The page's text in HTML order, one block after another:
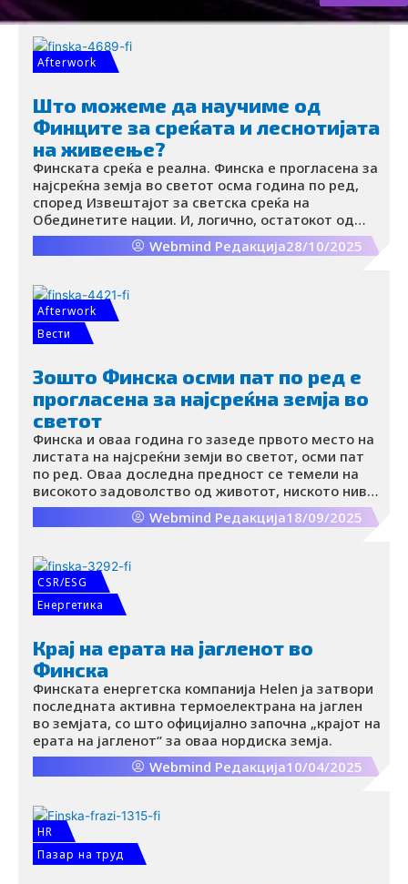
за запознавање. Овој необичен концепт стана
вирален благодарение на видео што на
Instagram го објави креаторката на содржини
Кашиви.
Afterwork
Што можеме да научиме од
Финците за среќата и леснотијата
на живеење?
Финската среќа е реална. Финска е прогласена за
најсреќна земја во светот осма година по ред,
според Извештајот за светска среќа на
Обединетите нации. И, логично, остатокот од
светот сака да ги открие нејзините тајни.
Webmind Редакција28/10/2025
Afterwork
Вести
Зошто Финска осми пат по ред е
прогласена за најсреќна земја во
светот
Финска и оваа година го зазеде првото место на
листата на најсреќни земји во светот, осми пат
по ред. Оваа доследна предност се темели на
високото задоволство од животот, ниското ниво
на корупција, универзалната здравствена
заштита и силната култура на општествена
Webmind Редакција18/09/2025
CSR/ESG
Енергетика
Крај на ерата на јагленот во
Финска
Финската енергетска компанија Helen ја затвори
последната активна термоелектрана на јаглен
во земјата, со што официјално започна „крајот на
ерата на јагленот“ за оваа нордиска земја.
Webmind Редакција10/04/2025
HR
Пазар на труд